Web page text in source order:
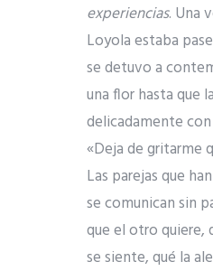
experiencias. Una
Loyola estaba
se detuvo a
una flor hasta que
delicadamente
«Deja de gritarme
Las parejas que
se comunican sin
que el otro quiere,
se siente, qué la